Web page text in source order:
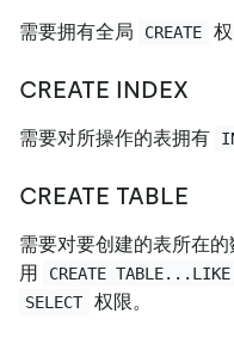
需要拥有全局 CREATE 权
CREATE INDEX
需要对所操作的表拥有
CREATE TABLE
需要对要创建的表所在
用
CREATE
SELECT 权限。